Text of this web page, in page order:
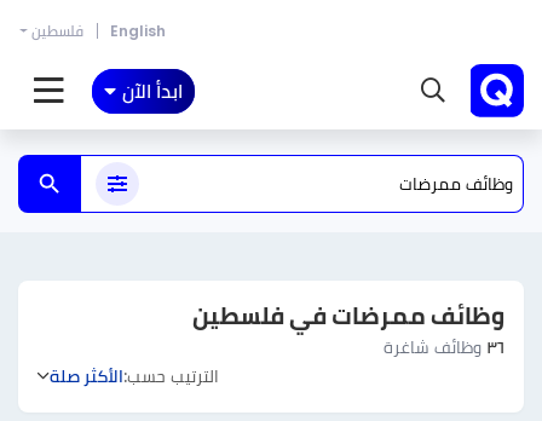
English فلسطين
ابدأ الآن
وظائف ممرضات في فلسطين
٣٦ وظائف شاغرة
الترتيب حسب:الأكثر صلة